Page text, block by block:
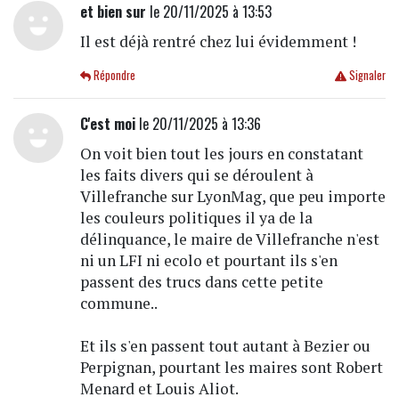
et bien sur le 20/11/2025 à 13:53
Il est déjà rentré chez lui évidemment !
Signaler
Répondre
C'est moile 20/11/2025 à 13:36
On voit bien tout les jours en constatant
les faits divers qui se déroulent à
Villefranche sur LyonMag, que peu importe
les couleurs politiques il ya de la
délinquance, le maire de Villefranche n'est
ni un LFI ni ecolo et pourtant ils s'en
passent des trucs dans cette petite
commune..
Et ils s'en passent tout autant à Bezier ou
Perpignan, pourtant les maires sont Robert
Menard et Louis Aliot.